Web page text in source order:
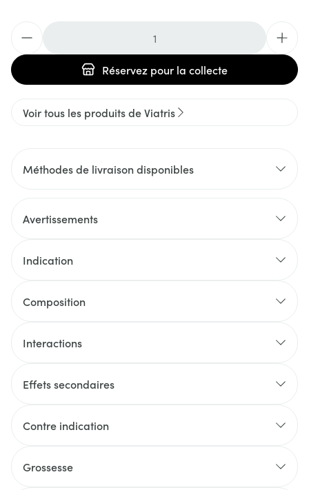
Réservez pour la collecte
Voir tous les produits de Viatris
Méthodes de livraison disponibles
Avertissements
Indication
Composition
Interactions
Effets secondaires
Contre indication
Grossesse